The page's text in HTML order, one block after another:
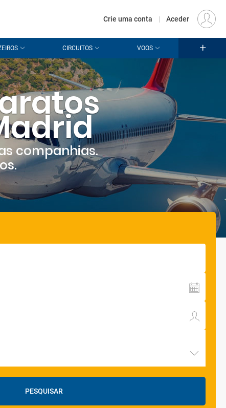
EUR
Crie uma conta | Aceder
voltar a receber a sua visita.
para as suas promoções.
conta?É muito fácil criar uma: crie a sua conta
CIRCUITOS VOOS
companhias.
PESQUISAR